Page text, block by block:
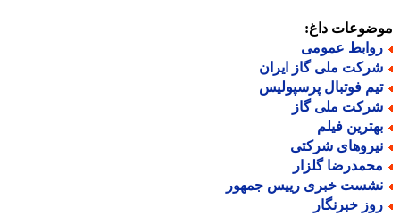
داغ:
عمومی
ملی گاز ایران
فوتبال پرسپولیس
ملی گاز
فیلم
شرکتی
گلزار
خبری رییس جمهور
خبرنگار